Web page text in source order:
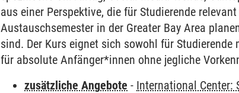
aus einer Perspektive, die für Studierende
Austauschsemester in der Greater Bay Area
sind. Der Kurs eignet sich sowohl für
für absolute Anfänger*innen ohne jegliche
zusätzliche Angebote - International Center: